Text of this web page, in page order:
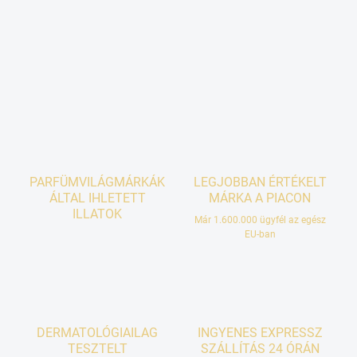
PARFÜMVILÁGMÁRKÁK
ÁLTAL IHLETETT
ILLATOK
LEGJOBBAN ÉRTÉKELT
MÁRKA A PIACON
Már 1.600.000 ügyfél az egész
EU-ban
DERMATOLÓGIAILAG
TESZTELT
INGYENES EXPRESSZ
SZÁLLÍTÁS 24 ÓRÁN